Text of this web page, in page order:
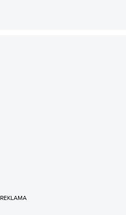
REKLAMA